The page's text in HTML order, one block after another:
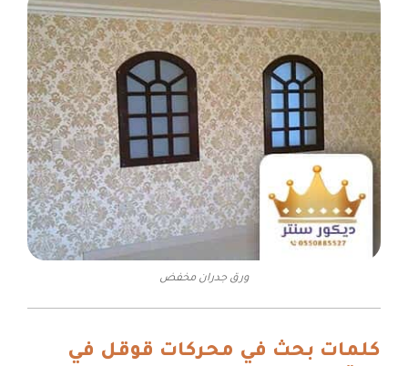
ورق جدران مخفض
كلمات بحث في محركات قوقل في